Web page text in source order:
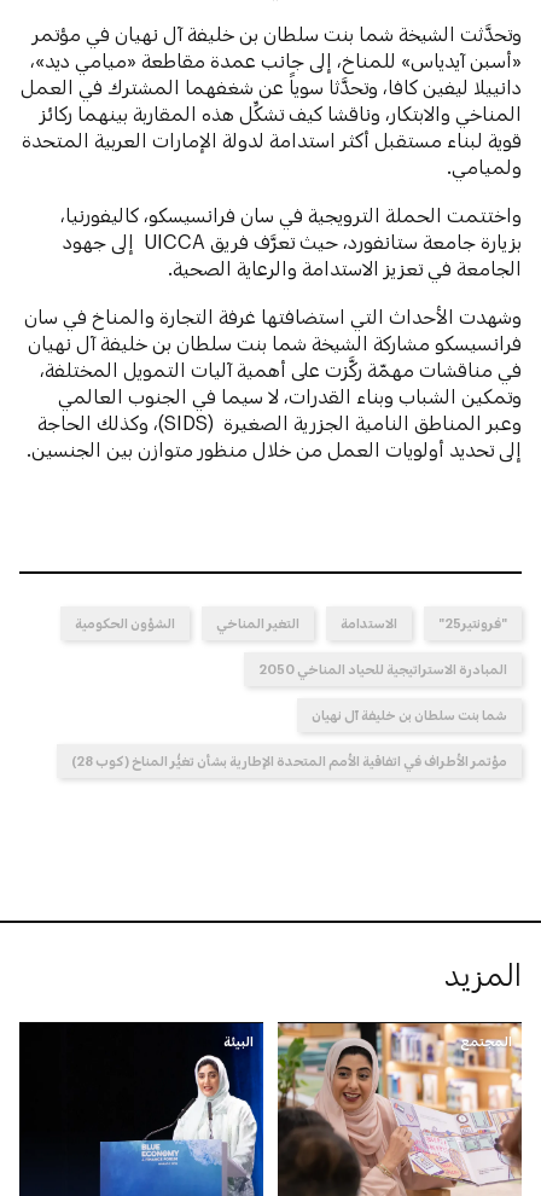
وتحدَّثت الشيخة شما بنت سلطان بن خليفة آل نهيان في مؤتمر
«أسبن آيدياس» للمناخ، إلى جانب عمدة مقاطعة «ميامي ديد»،
دانييلا ليفين كافا، وتحدَّثا سوياً عن شغفهما المشترك في العمل
المناخي والابتكار، وناقشا كيف تشكِّل هذه المقاربة بينهما ركائز
قوية لبناء مستقبل أكثر استدامة لدولة الإمارات العربية المتحدة
ولميامي.
واختتمت الحملة الترويجية في سان فرانسيسكو، كاليفورنيا،
بزيارة جامعة ستانفورد، حيث تعرَّف فريق UICCA إلى جهود
الجامعة في تعزيز الاستدامة والرعاية الصحية.
وشهدت الأحداث التي استضافتها غرفة التجارة والمناخ في سان
فرانسيسكو مشاركة الشيخة شما بنت سلطان بن خليفة آل نهيان
في مناقشات مهمّة ركَّزت على أهمية آليات التمويل المختلفة،
وتمكين الشباب وبناء القدرات، لا سيما في الجنوب العالمي
وعبر المناطق النامية الجزرية الصغيرة (SIDS)، وكذلك الحاجة
إلى تحديد أولويات العمل من خلال منظور متوازن بين الجنسين.
"فرونتير25" الاستدامة التغير المناخي الشؤون الحكومية
المبادرة الاستراتيجية للحياد المناخي 2050
شما بنت سلطان بن خليفة آل نهيان
مؤتمر الأطراف في اتفاقية الأمم المتحدة الإطارية بشأن تغيُّر المناخ (كوب 28)
المزيد
المجتمع البيئة